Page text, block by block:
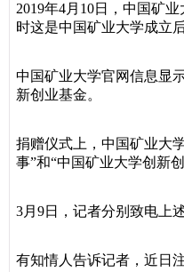
2019年4月10日，中国矿
时这是中国矿业大学成立
中国矿业大学官网信息显
新创业基金。
捐赠仪式上，中国矿业大
事”和“中国矿业大学创新
3月9日，记者分别致电上
有知情人告诉记者，近日